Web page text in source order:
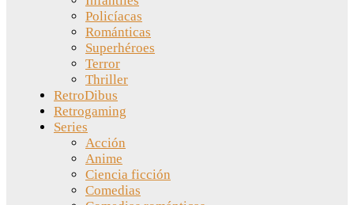
Policíacas
Románticas
Superhéroes
Terror
Thriller
RetroDibus
Retrogaming
Series
Acción
Anime
Ciencia ficción
Comedias